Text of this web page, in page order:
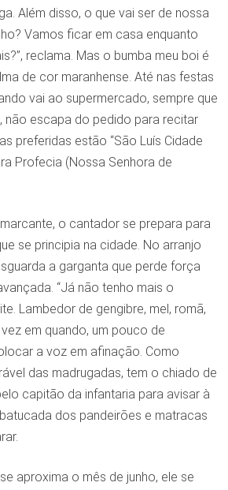
Além disso, o que vai ser de nossa
Vamos ficar em casa enquanto
reclama. Mas o bumba meu boi é
de cor maranhense. Até nas festas
vai ao supermercado, sempre que
não escapa do pedido para recitar
preferidas estão “São Luís Cidade
Profecia (Nossa Senhora de
o cantador se prepara para
se principia na cidade. No arranjo
a garganta que perde força
“Já não tenho mais o
Lambedor de gengibre, mel, romã,
em quando, um pouco de
a voz em afinação. Como
das madrugadas, tem o chiado de
capitão da infantaria para avisar à
dos pandeirões e matracas
aproxima o mês de junho, ele se